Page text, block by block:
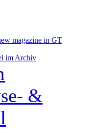
magazine in GT
im Archiv